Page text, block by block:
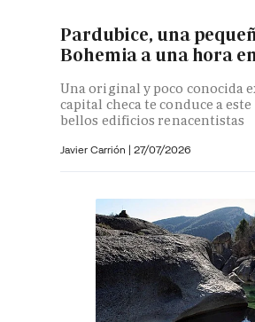
Pardubice, una
Bohemia a una hora
Una original y poco conocida
capital checa te conduce a
bellos edificios renacentistas
Javier Carrión | 27/07/2026